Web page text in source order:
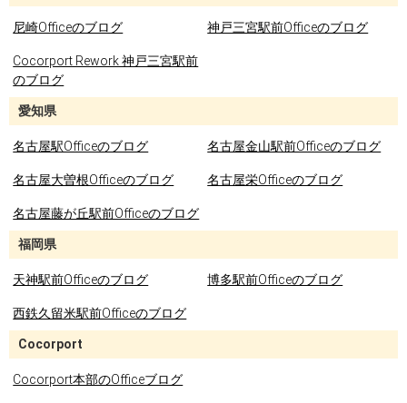
尼崎Officeのブログ 神戸三宮駅前Officeのブログ
Cocorport Rework 神戸三宮駅前
のブログ
愛知県
名古屋駅Officeのブログ 名古屋金山駅前Officeのブログ
名古屋大曽根Officeのブログ 名古屋栄Officeのブログ
名古屋藤が丘駅前Officeのブログ
福岡県
天神駅前Officeのブログ 博多駅前Officeのブログ
西鉄久留米駅前Officeのブログ
Cocorport
Cocorport本部のOfficeブログ